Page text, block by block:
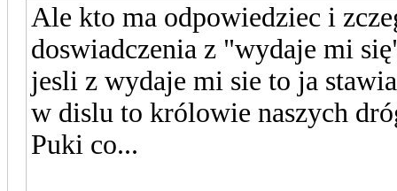
Ale kto ma odpowiedziec i
doswiadczenia z "wydaje mi
jesli z wydaje mi sie to ja
w dislu to królowie naszych
Puki co...